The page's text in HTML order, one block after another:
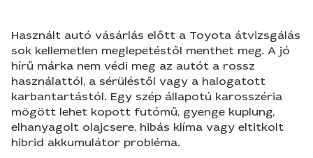
Használt autó vásárlás előtt a Toyota átvizsgálás
sok kellemetlen meglepetéstől menthet meg. A jó
hírű márka nem védi meg az autót a rossz
használattól, a sérüléstől vagy a halogatott
karbantartástól. Egy szép állapotú karosszéria
mögött lehet kopott futómű, gyenge kuplung,
elhanyagolt olajcsere, hibás klíma vagy eltitkolt
hibrid akkumulátor probléma.